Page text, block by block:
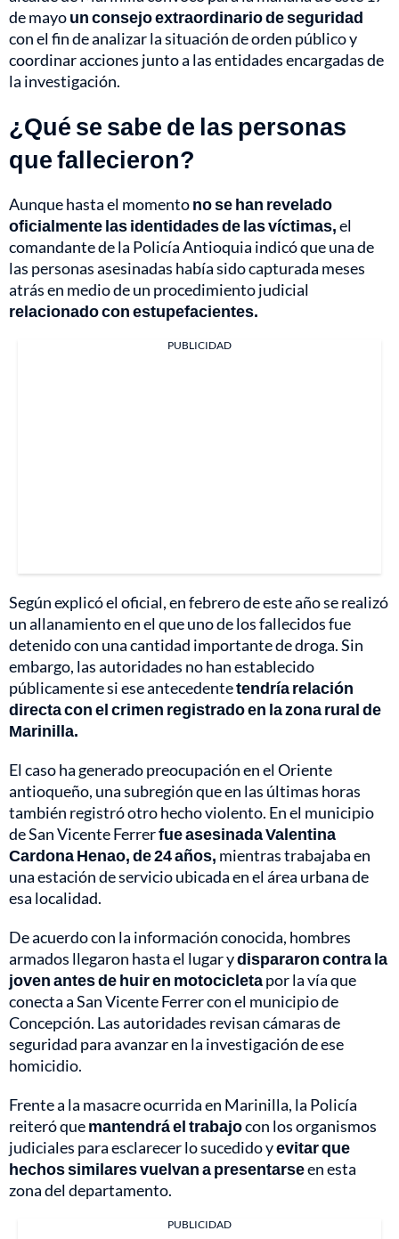
de mayoun consejo extraordinario de seguridad
con el fin de analizar la situación de orden público y
coordinar acciones junto a las entidades encargadas de
la investigación.
¿Qué se sabe de las personas
que fallecieron?
Aunque hasta el momentono se han revelado
oficialmente las identidades de las víctimas,el
comandante de la Policía Antioquia indicó que una de
las personas asesinadas había sido capturada meses
atrás en medio de un procedimiento judicial
relacionado con estupefacientes.
PUBLICIDAD
Según explicó el oficial, en febrero de este año se realizó
un allanamiento en el que uno de los fallecidos fue
detenido con una cantidad importante de droga. Sin
embargo, las autoridades no han establecido
públicamente si ese antecedentetendría relación
directa con el crimen registrado en la zona rural de
Marinilla.
El caso ha generado preocupación en el Oriente
antioqueño, una subregión que en las últimas horas
también registró otro hecho violento. En el municipio
de San Vicente Ferrerfue asesinada Valentina
Cardona Henao, de 24 años, mientras trabajaba en
una estación de servicio ubicada en el área urbana de
esa localidad.
De acuerdo con la información conocida, hombres
armados llegaron hasta el lugar ydispararon contra la
joven antes de huir en motocicletapor la vía que
conecta a San Vicente Ferrer con el municipio de
Concepción. Las autoridades revisan cámaras de
seguridad para avanzar en la investigación de ese
homicidio.
Frente a la masacre ocurrida en Marinilla, la Policía
reiteró quemantendrá el trabajocon los organismos
judiciales para esclarecer lo sucedido yevitar que
hechos similares vuelvan a presentarseen esta
zona del departamento.
PUBLICIDAD